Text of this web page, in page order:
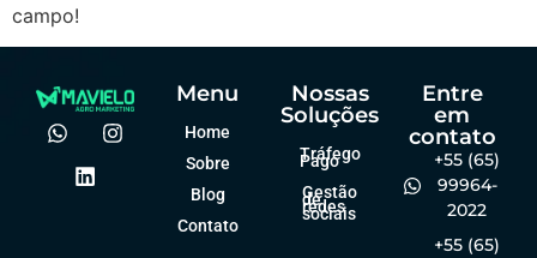
campo!
Menu
Home
Sobre
Blog
Contato
Nossas
Soluções
Tráfego
Pago
Gestão
de
redes
sociais
Entre
em
contato
+55 (65)
99964-
2022
+55 (65)